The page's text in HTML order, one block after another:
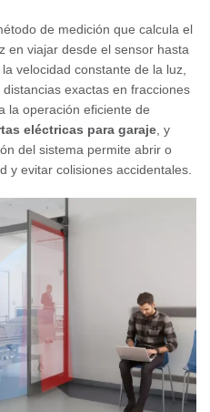
de medición que calcula el
en viajar desde el sensor hasta
velocidad constante de la luz,
exactas en fracciones
la operación eficiente de
eléctricas para garaje, y
del sistema permite abrir o
y evitar colisiones accidentales.